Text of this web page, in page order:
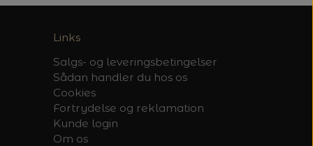
Links
Salgs- og leveringsbetingelser
Sådan handler du hos os
Cookies
Fortrydelse og reklamation
Kunde login
Om os